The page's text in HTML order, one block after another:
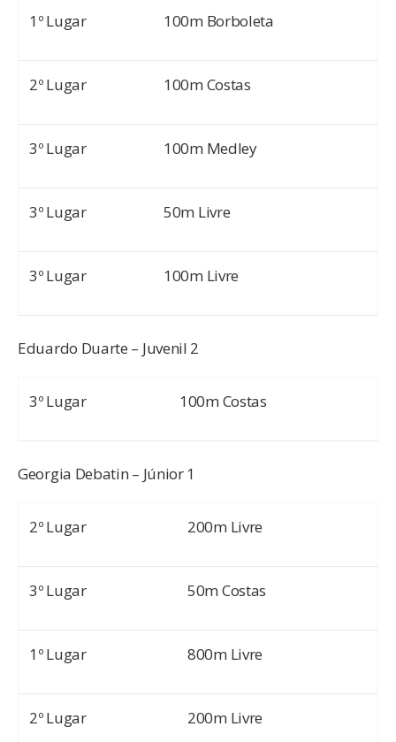
1º Lugar 100m Borboleta
2º Lugar 100m Costas
3º Lugar 100m Medley
3º Lugar 50m Livre
3º Lugar 100m Livre
Eduardo Duarte – Juvenil 2
3º Lugar 100m Costas
Georgia Debatin – Júnior 1
2º Lugar 200m Livre
3º Lugar 50m Costas
1º Lugar 800m Livre
2º Lugar 200m Livre